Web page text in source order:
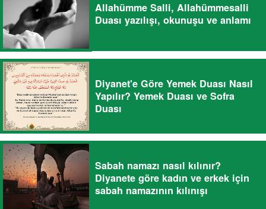
Allahümme Salli, Allahümmesalli
Duası yazılışı, okunuşu ve anlamı
Diyanet'e Göre Yemek Duası Nasıl
Yapılır? Yemek Duası ve Sofra
Duası
Sabah namazı nasıl kılınır?
Diyanete göre kadın ve erkek için
sabah namazının kılınışı